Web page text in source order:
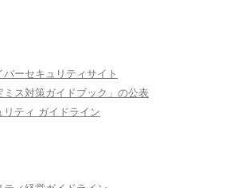
バーセキュリティサイト
ミス対策ガイドブック」の公表
リティ ガイドライン